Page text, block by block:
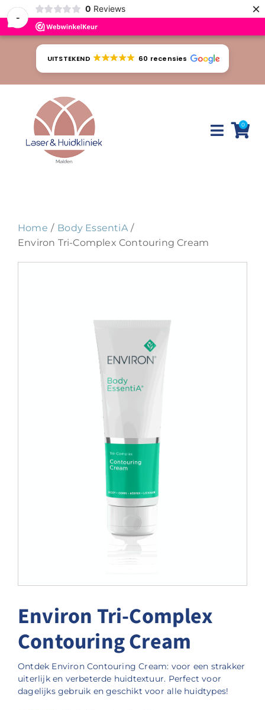
-
0 Reviews ×
UITSTEKEND 60 recensies
Toggle
Tarieven
Webshop
0
Home
Body EssentiA
Environ Tri-Complex Contouring Cream
Environ Tri-Complex
Contouring Cream
Ontdek Environ Contouring Cream: voor een strakker
uiterlijk en verbeterde huidtextuur. Perfect voor
dagelijks gebruik en geschikt voor alle huidtypes!